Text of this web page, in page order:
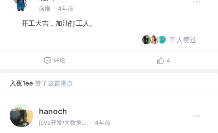
前端 · 4年前
开工大吉，加油打工人。
等人赞过
评论 4
入夜1ee 赞了这篇沸点
hanoch
java开发/大数据开发 · 4年前